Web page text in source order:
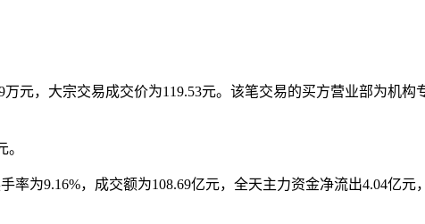
元，大宗交易成交价为119.53元。该笔交易的买方营业部为机
为9.16%，成交额为108.69亿元，全天主力资金净流出4.04亿